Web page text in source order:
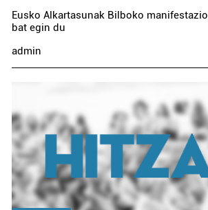
Eusko Alkartasunak Bilboko
bat egin du
admin